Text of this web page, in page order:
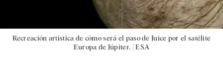
Recreación artística de cómo será el paso de Juice por el satélite
Europa de Júpiter. |ESA